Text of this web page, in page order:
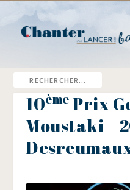
10ème Prix
Moustaki –